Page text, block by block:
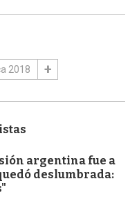
2018
argentina fue a
deslumbrada: